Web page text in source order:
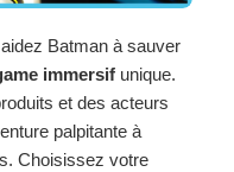
Batman à sauver
immersif unique.
et des acteurs
palpitante à
Choisissez votre